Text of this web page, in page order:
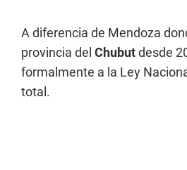
A diferencia de Mendoza
provincia del Chubutdesde
formalmente a la Ley
total.